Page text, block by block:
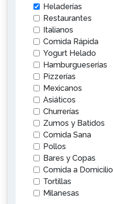
Heladerías
Restaurantes
Italianos
Comida Rápida
Yogurt Helado
Hamburgueserías
Pizzerías
Mexicanos
Asiáticos
Churrerías
Zumos y Batidos
Comida Sana
Pollos
Bares y Copas
Comida a Domicilio
Tortillas
Milanesas